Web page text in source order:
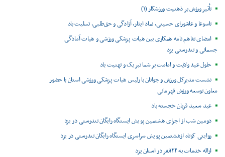
تأثیر ورزش بر ذهنیت ورزشکار (۱)
تاسوعا و عاشورای حسینی، نماد ایثار، آزادگی و حق‌طلبی، تسلیت باد
امضای تفاهم نامه همکاری بین هیات پزشکی ورزشی و هیات آمادگی
جسمانی و تندرستی یزد
حلول عید ولایت و امامت بر شما تبریک و تهنیت باد
نشست مدیرکل ورزش و جوانان با رئیس هیات پزشکی ورزشی استان با حضور
معاون توسعه ورزش قهرمانی
عید سعید قربان خجسته باد
دومین شب از اجرای هشتمین پویش ایستگاه رایگان تندرستی در یزد
روایتی کوتاه ازهشتمین پویش سراسری ایستگاه رایگان تندرستی در یزد
ارائه خدمات به ۱۲۴نفر در استان یزد